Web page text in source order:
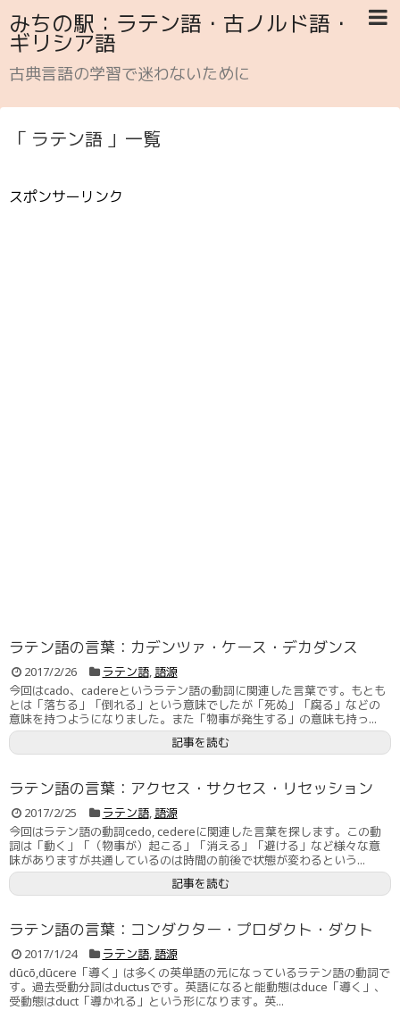
みちの駅：ラテン語・古ノルド語・
ギリシア語
古典言語の学習で迷わないために
「 ラテン語 」一覧
スポンサーリンク
ラテン語の言葉：カデンツァ・ケース・デカダンス
2017/2/26 ラテン語, 語源
今回はcado、cadereというラテン語の動詞に関連した言葉です。もとも
とは「落ちる」「倒れる」という意味でしたが「死ぬ」「腐る」などの
意味を持つようになりました。また「物事が発生する」の意味も持っ...
記事を読む
ラテン語の言葉：アクセス・サクセス・リセッション
2017/2/25 ラテン語, 語源
今回はラテン語の動詞cedo, cedereに関連した言葉を探します。この動
詞は「動く」「（物事が）起こる」「消える」「避ける」など様々な意
味がありますが共通しているのは時間の前後で状態が変わるという...
記事を読む
ラテン語の言葉：コンダクター・プロダクト・ダクト
2017/1/24 ラテン語, 語源
dūcō,dūcere「導く」は多くの英単語の元になっているラテン語の動詞で
す。過去受動分詞はductusです。英語になると能動態はduce「導く」、
受動態はduct「導かれる」という形になります。英...